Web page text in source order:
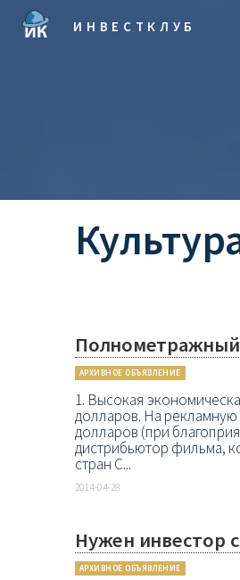
ИНВЕСТКЛУБ
АРХИВНОЕ ОБЪЯВЛЕНИЕ
1. Высокая
долларов. На
долларов (при
дистрибьютор фильма,
стран С...
2014-04-28
Нужен инвестор
АРХИВНОЕ ОБЪЯВЛЕНИЕ